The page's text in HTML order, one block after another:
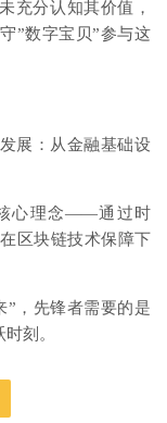
充分认知其价值，
”数字宝贝”参与这
展：从金融基础设
心理念——通过时
区块链技术保障下
”，先锋者需要的是
刻。